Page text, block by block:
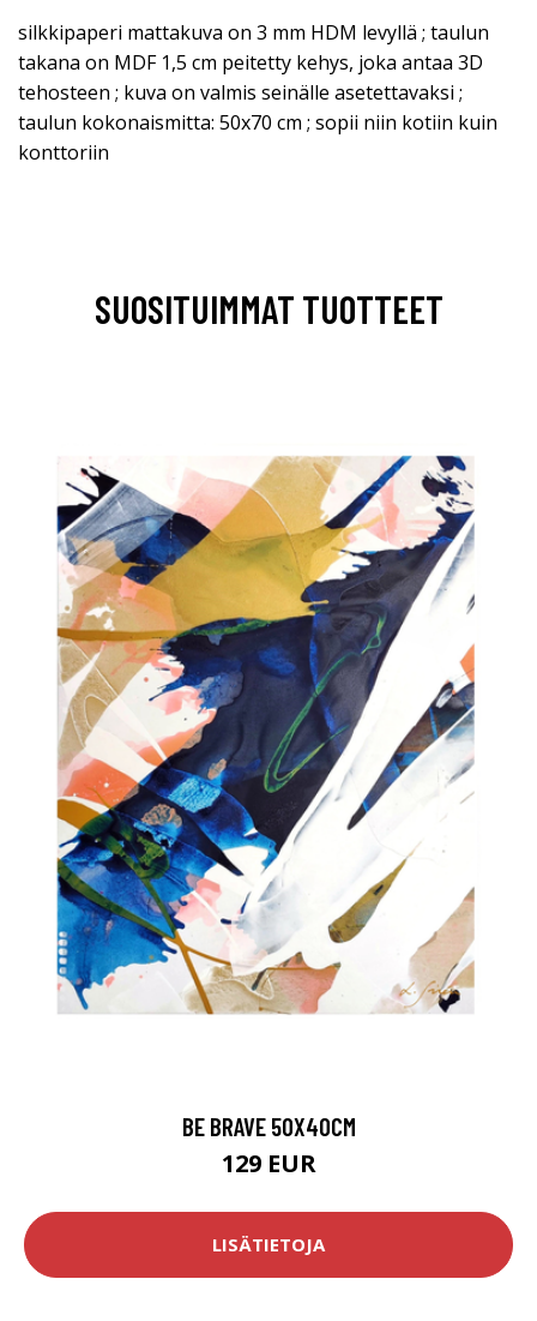
silkkipaperi mattakuva on 3 mm HDM levyllä ; taulun
takana on MDF 1,5 cm peitetty kehys, joka antaa 3D
tehosteen ; kuva on valmis seinälle asetettavaksi ;
taulun kokonaismitta: 50x70 cm ; sopii niin kotiin kuin
konttoriin
SUOSITUIMMAT TUOTTEET
BE BRAVE 50X40CM
129 EUR
LISÄTIETOJA